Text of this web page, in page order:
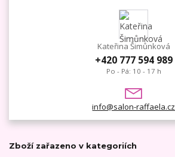
Kateřina Šimůnková
+420 777 594 989
Po - Pá: 10 - 17 h
info@salon-raffaela.cz
Zboží zařazeno v kategoriích